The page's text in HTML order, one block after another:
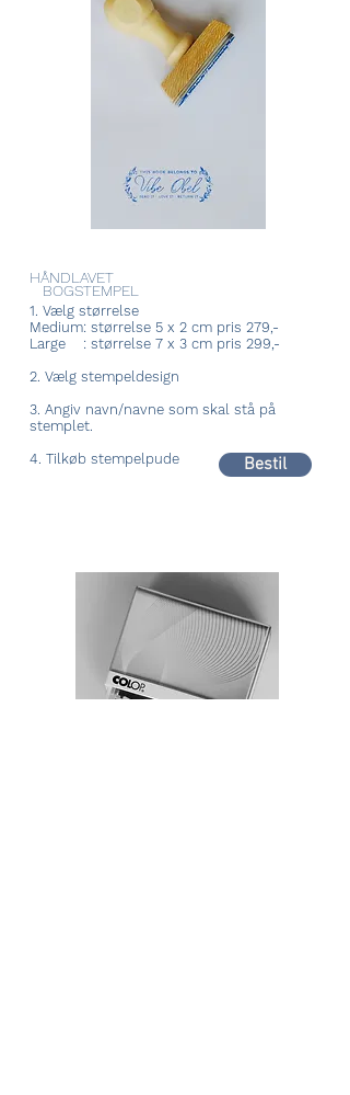
Bestil
HÅNDLAVET
BOGSTEMPEL
1. Vælg størrelse
Medium: størrelse 5 x 2 cm pris 279,-
Large : størrelse 7 x 3 cm pris 299,-
2. Vælg stempeldesign
3. Angiv navn/navne som skal stå på
stemplet.
4. Tilkøb stempelpude